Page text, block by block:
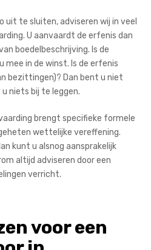
uit te sluiten, adviseren wij in veel
U aanvaardt de erfenis dan
boedelbeschrijving. Is de
in de winst. Is de erfenis
bezittingen)? Dan bent u niet
niets bij te leggen.
brengt specifieke formele
wettelijke vereffening.
kunt u alsnog aansprakelijk
altijd adviseren door een
verricht.
voor een